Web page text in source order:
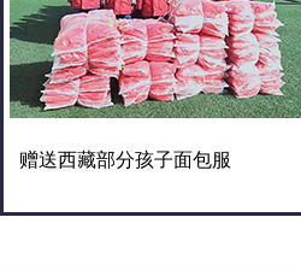
赠送西藏部分孩子面包服